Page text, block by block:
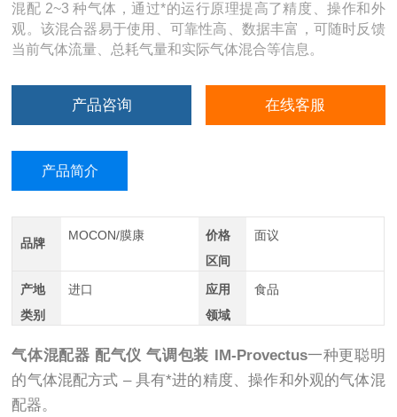
混配 2~3 种气体，通过*的运行原理提高了精度、操作和外
观。该混合器易于使用、可靠性高、数据丰富，可随时反馈
当前气体流量、总耗气量和实际气体混合等信息。
产品咨询 在线客服
产品简介
品牌
MOCON/膜康
价格
区间
面议
产地
类别
进口
应用
领域
食品
气体混配器 配气仪 气调包装 IM-Provectus一种更聪明
的气体混配方式 – 具有*进的精度、操作和外观的气体混
配器。